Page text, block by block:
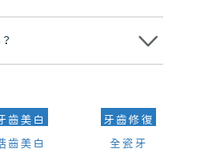
轉算收取費用，而匯率會及時告知客人
聯絡我們，告知我們你原本預約
齒美白
齒美白
牙齒修復
全瓷牙